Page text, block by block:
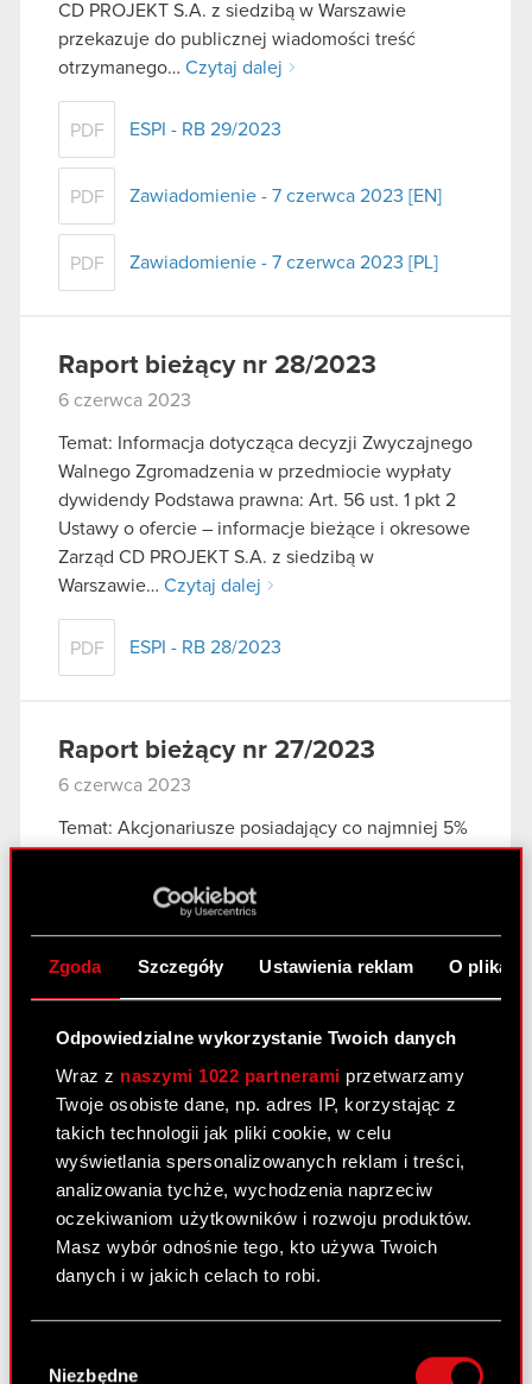
Zgoda Szczegóły Ustawienia reklam O
Odpowiedzialne wykorzystanie Twoich danych
Wraz z naszymi 1022 partnerami przetwarzamy
Twoje osobiste dane, np. adres IP, korzystając z
takich technologii jak pliki cookie, w celu
wyświetlania spersonalizowanych reklam i treści,
analizowania tychże, wychodzenia naprzeciw
oczekiwaniom użytkowników i rozwoju produktów.
Masz wybór odnośnie tego, kto używa Twoich
danych i w jakich celach to robi.
Gromadzić dane dotyczące Twojej
zgody
Niezbędne
CD PROJEKT S.A. z siedzibą w Warszawie
przekazuje do publicznej wiadomości treść
otrzymanego… Czytaj dalej
PDF ESPI - RB 29/2023
PDF Zawiadomienie - 7 czerwca 2023 [EN]
PDF Zawiadomienie - 7 czerwca 2023 [PL]
Raport bieżący nr 28/2023
6 czerwca 2023
Temat: Informacja dotycząca decyzji Zwyczajnego
Walnego Zgromadzenia w przedmiocie wypłaty
dywidendy Podstawa prawna: Art. 56 ust. 1 pkt 2
Ustawy o ofercie – informacje bieżące i okresowe
Zarząd CD PROJEKT S.A. z siedzibą w
Warszawie… Czytaj dalej
PDF ESPI - RB 28/2023
Raport bieżący nr 27/2023
6 czerwca 2023
Temat: Akcjonariusze posiadający co najmniej 5%
głosów na Zwyczajnym Walnym Zgromadzeniu
Spółki Podstawa prawna: Art. 70 pkt 3 Ustawy o
ofercie – WZA lista powyżej 5% Zarząd Spółki CD
PROJEKT Spółka Akcyjna z siedzibą w…Czytaj
dalej
PDF ESPI - RB 27/2023
Raport bieżący nr 26/2023
6 czerwca 2023
Temat: Uchwały podjęte przez Zwyczajne Walne
Zgromadzenie Spółki Podstawa prawna: Art. 56
ust. 1 pkt 2 Ustawy o ofercie – informacje bieżące
Spółka Akcyjna z siedzibą w…Czytaj dalej